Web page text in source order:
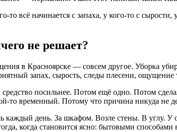
всё начинается с запаха, у кого-то с
не решает?
в Красноярске — совсем другое. Уборка
запах, сырость, следы плесени,
посильнее. Потом ещё одно. Потом
то временный. Потому что причина никуда не
день. За шкафом. Возле стены. В углу. У
когда становится ясно: бытовыми способами